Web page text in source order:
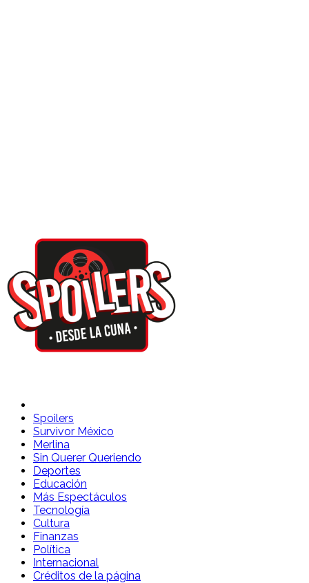
Spoilers Desde la Cuna
Sitio con información sobre series, película, reality shows y
telenovelas
Spoilers
Survivor México
Merlina
Sin Querer Queriendo
Deportes
Educación
Más Espectáculos
Tecnología
Cultura
Finanzas
Política
Internacional
Créditos de la página